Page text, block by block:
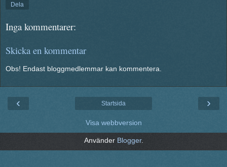
Dela
Inga kommentarer:
Skicka en kommentar
Obs! Endast bloggmedlemmar kan kommentera.
‹ ›
Startsida
Visa webbversion
Använder Blogger.